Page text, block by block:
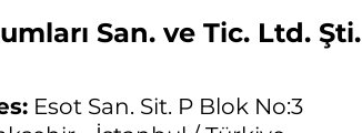
San. ve Tic. Ltd. Şti.
Esot San. Sit. P Blok No:3